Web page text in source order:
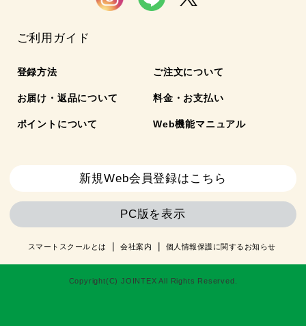
ご利用ガイド
登録方法 ご注文について
お届け・返品について 料金・お支払い
ポイントについて Web機能マニュアル
新規Web会員登録はこちら
PC版を表示
スマートスクールとは 会社案内 個人情報保護に関するお知らせ
Copyright(C) JOINTEX All Rights Reserved.